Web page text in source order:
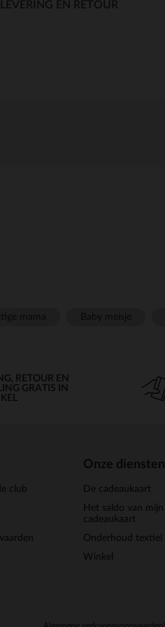
EN RETOUR
RETOUR EN
GRATIS IN
club
Onze diensten
De cadeaukaart
Het saldo van mijn
cadeaukaart
Onderhoud textiel
Winkel